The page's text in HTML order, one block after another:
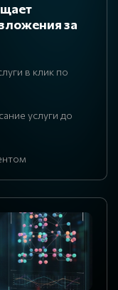
за
в клик по
услуги до